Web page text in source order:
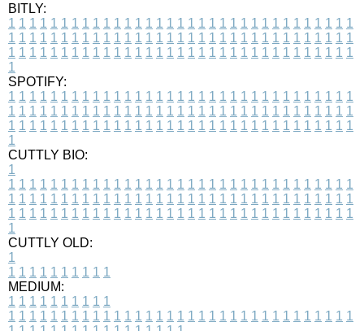
BITLY:
1 1 1 1 1 1 1 1 1 1 1 1 1 1 1 1 1 1 1 1 1 1 1 1 1 1 1 1 1 1 1 1 1
1 1 1 1 1 1 1 1 1 1 1 1 1 1 1 1 1 1 1 1 1 1 1 1 1 1 1 1 1 1 1 1 1
1 1 1 1 1 1 1 1 1 1 1 1 1 1 1 1 1 1 1 1 1 1 1 1 1 1 1 1 1 1 1 1 1
1
SPOTIFY:
1 1 1 1 1 1 1 1 1 1 1 1 1 1 1 1 1 1 1 1 1 1 1 1 1 1 1 1 1 1 1 1 1
1 1 1 1 1 1 1 1 1 1 1 1 1 1 1 1 1 1 1 1 1 1 1 1 1 1 1 1 1 1 1 1 1
1 1 1 1 1 1 1 1 1 1 1 1 1 1 1 1 1 1 1 1 1 1 1 1 1 1 1 1 1 1 1 1 1
1
CUTTLY BIO:
1
1 1 1 1 1 1 1 1 1 1 1 1 1 1 1 1 1 1 1 1 1 1 1 1 1 1 1 1 1 1 1 1 1
1 1 1 1 1 1 1 1 1 1 1 1 1 1 1 1 1 1 1 1 1 1 1 1 1 1 1 1 1 1 1 1 1
1 1 1 1 1 1 1 1 1 1 1 1 1 1 1 1 1 1 1 1 1 1 1 1 1 1 1 1 1 1 1 1 1
1
CUTTLY OLD:
1
1 1 1 1 1 1 1 1 1 1
MEDIUM:
1 1 1 1 1 1 1 1 1 1
1 1 1 1 1 1 1 1 1 1 1 1 1 1 1 1 1 1 1 1 1 1 1 1 1 1 1 1 1 1 1 1 1